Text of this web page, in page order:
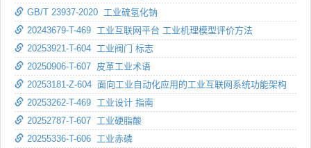
GB/T 23937-2020 工业硫氢化钠
20243679-T-469 工业互联网平台 工业机理模型评价方法
20253921-T-604 工业阀门 标志
20250906-T-607 皮革工业术语
20253181-Z-604 面向工业自动化应用的工业互联网系统功能架构
20253262-T-469 工业设计 指南
20252787-T-607 工业硬脂酸
20255336-T-606 工业赤磷